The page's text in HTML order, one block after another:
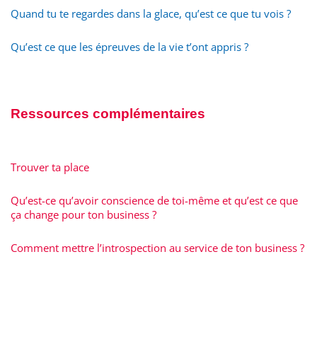
Quand tu te regardes dans la glace, qu’est ce que tu vois ?
Qu’est ce que les épreuves de la vie t’ont appris ?
Ressources complémentaires
Trouver ta place
Qu’est-ce qu’avoir conscience de toi-même et qu’est ce que
ça change pour ton business ?
Comment mettre l’introspection au service de ton business ?